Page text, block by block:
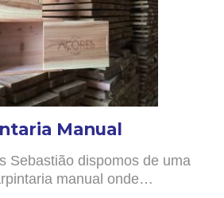
Manual
Sebastião dispomos de uma
manual onde…